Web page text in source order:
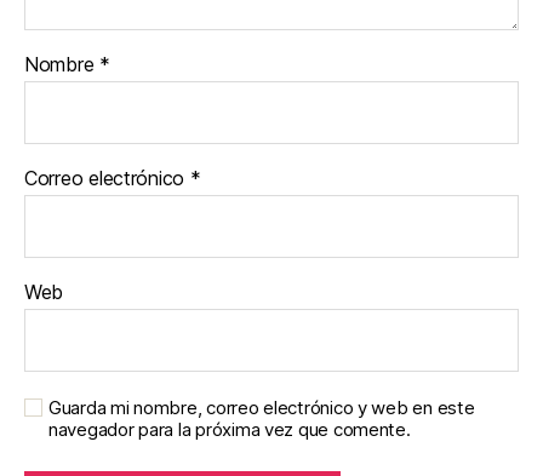
Nombre *
Correo electrónico *
Web
Guarda mi nombre, correo electrónico y web en este
navegador para la próxima vez que comente.